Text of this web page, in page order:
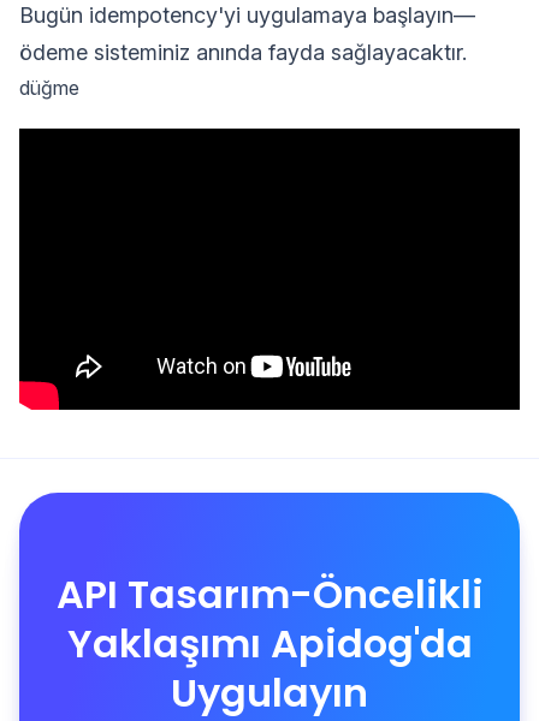
Bugün idempotency'yi uygulamaya başlayın—
ödeme sisteminiz anında fayda sağlayacaktır.
düğme
API Tasarım-Öncelikli
Yaklaşımı Apidog'da
Uygulayın